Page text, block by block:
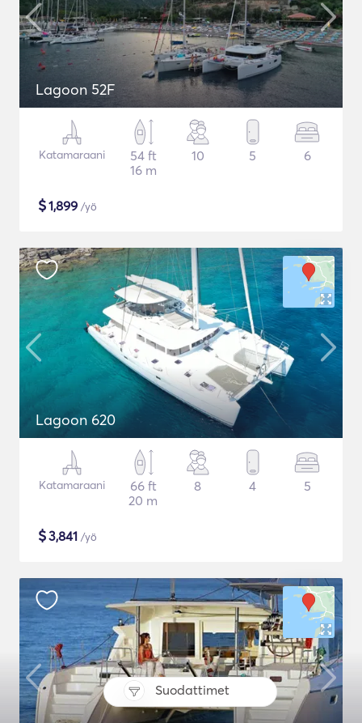
Suodattimet
Lagoon 52F
Katamaraani
54 ft
16 m
10 5 6
$1,899 /yö
Lagoon 620
Katamaraani
66 ft
20 m
8 4 5
$3,841 /yö